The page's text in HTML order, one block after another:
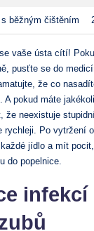
běžným ​čištěním
vaše ústa cítí!
pusťte ‌se do
že co
A​ pokud máte
‌že neexistuje
rychleji. Po vytržení
jídlo a⁣ mít
do popelnice.
infekcí